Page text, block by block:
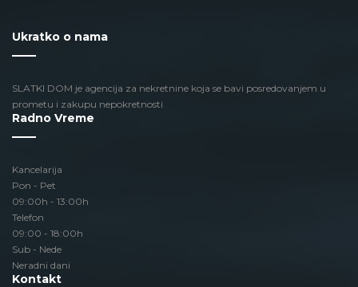
Ukratko o nama
SLATKI DOM je agencija za nekretnine koja se bavi posredovanjem u
prometu i zakupu nepokretnosti
Radno Vreme
Kancelarija
Pon - Pet
09:00h - 13:00h
Telefon
09:00 - 18:00h
Sub - Nede
Neradni dani
Kontakt